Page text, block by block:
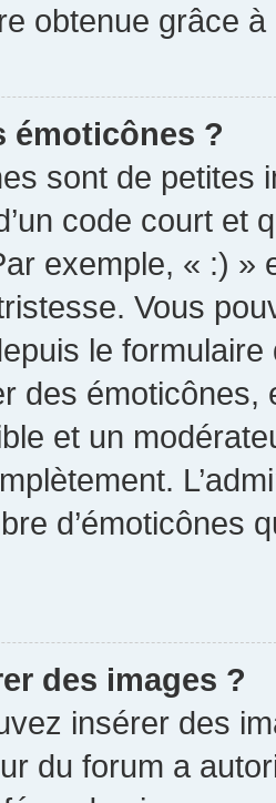
obtenue grâce à
émoticônes ?
sont de petites
code court et
exemple, « :) »
Vous
le
des
et un
d’émoticônes
des images ?
insérer des
du forum a